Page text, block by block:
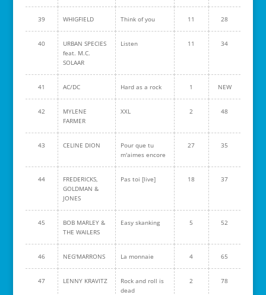
39 WHIGFIELD Think of you 11 28
40
URBAN SPECIES
feat. M.C.
SOLAAR
Listen 11 34
41 AC/DC Hard as a rock 1 NEW
42
MYLENE
FARMER
XXL 2 48
43 CELINE DION
Pour que tu
m'aimes encore
27 35
44
FREDERICKS,
GOLDMAN &
JONES
Pas toi [live] 18 37
45
BOB MARLEY &
THE WAILERS
Easy skanking 5 52
46 NEG'MARRONS La monnaie 4 65
47 LENNY KRAVITZ
Rock and roll is
dead
2 78